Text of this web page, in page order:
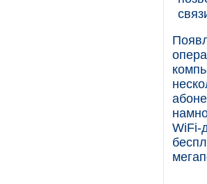
WiFi-